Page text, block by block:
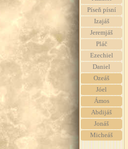
Píseň písní
Izajáš
Jeremjáš
Pláč
Ezechiel
Daniel
Ozeáš
Jóel
Ámos
Abdijáš
Jonáš
Micheáš